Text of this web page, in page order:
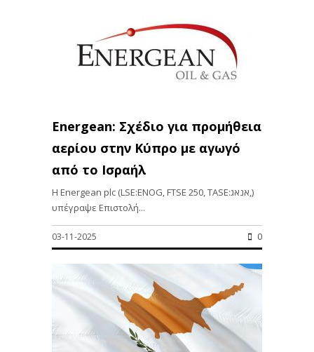
Energean: Σχέδιο για προμήθεια
αερίου στην Κύπρο με αγωγό
από το Ισραήλ
Η Energean plc (LSE:ENOG, FTSE 250, TASE:אנאג,)
υπέγραψε Επιστολή...
03-11-2025 0